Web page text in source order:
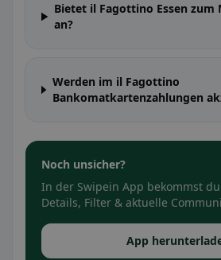
Bietet il Fagottino Essen zum
an?
Werden im il Fagottino
Bankomatkartenzahlungen
Noch unsicher?
In der Swipein App bekommst
Details, Filter & aktuelle
App